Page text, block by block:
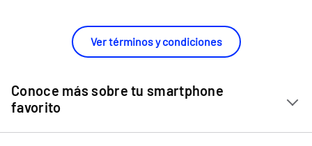
Ver términos y condiciones
Conoce más sobre tu smartphone
favorito
Chip Entel